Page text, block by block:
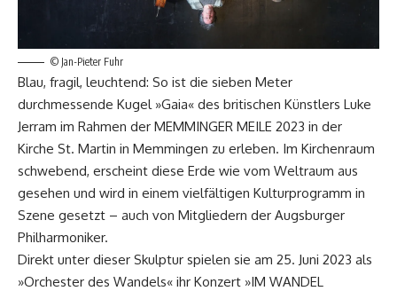
© Jan-Pieter Fuhr
Blau, fragil, leuchtend: So ist die sieben Meter
durchmessende Kugel »Gaia« des britischen Künstlers Luke
Jerram im Rahmen der MEMMINGER MEILE 2023 in der
Kirche St. Martin in Memmingen zu erleben. Im Kirchenraum
schwebend, erscheint diese Erde wie vom Weltraum aus
gesehen und wird in einem vielfältigen Kulturprogramm in
Szene gesetzt – auch von Mitgliedern der Augsburger
Philharmoniker.
Direkt unter dieser Skulptur spielen sie am 25. Juni 2023 als
»Orchester des Wandels« ihr Konzert »IM WANDEL